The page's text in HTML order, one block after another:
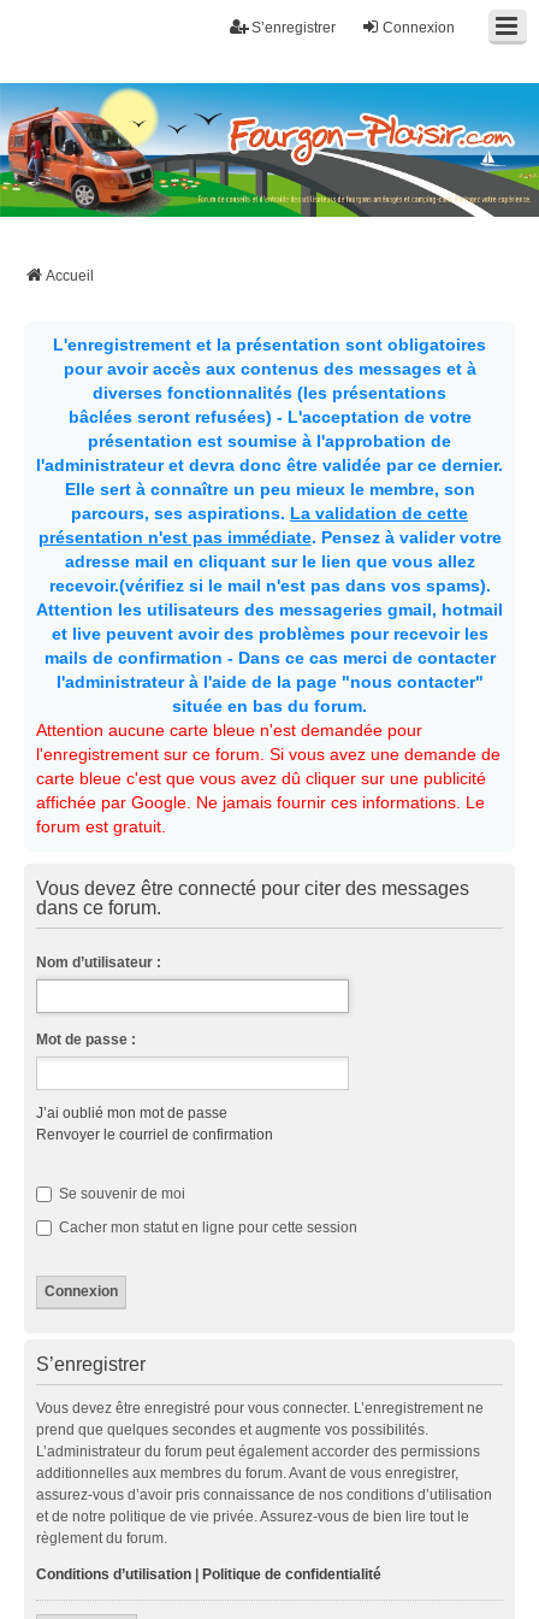
Connexion
S’enregistrer
Fourgon-plaisir.com
Forum de conseils et d'entraide des utilisateurs de fourgons, fourgons
aménagés, vans et de camping-car. Partagez votre expérience.
Accueil
L'enregistrement et la présentation sont obligatoires
pour avoir accès aux contenus des messages et à
diverses fonctionnalités (les présentations
bâclées seront refusées) - L'acceptation de votre
présentation est soumise à l'approbation de
l'administrateur et devra donc être validée par ce dernier.
Elle sert à connaître un peu mieux le membre, son
parcours, ses aspirations. La validation de cette
présentation n'est pas immédiate. Pensez à valider votre
adresse mail en cliquant sur le lien que vous allez
recevoir.(vérifiez si le mail n'est pas dans vos spams).
Attention les utilisateurs des messageries gmail, hotmail
et live peuvent avoir des problèmes pour recevoir les
mails de confirmation - Dans ce cas merci de contacter
l'administrateur à l'aide de la page "nous contacter"
située en bas du forum.
Attention aucune carte bleue n'est demandée pour
l'enregistrement sur ce forum. Si vous avez une demande de
carte bleue c'est que vous avez dû cliquer sur une publicité
affichée par Google. Ne jamais fournir ces informations. Le
forum est gratuit.
Vous devez être connecté pour citer des messages
dans ce forum.
Nom d’utilisateur :
Mot de passe :
J’ai oublié mon mot de passe
Renvoyer le courriel de confirmation
Se souvenir de moi
Cacher mon statut en ligne pour cette session
S’enregistrer
Vous devez être enregistré pour vous connecter. L’enregistrement ne
prend que quelques secondes et augmente vos possibilités.
L’administrateur du forum peut également accorder des permissions
additionnelles aux membres du forum. Avant de vous enregistrer,
assurez-vous d’avoir pris connaissance de nos conditions d’utilisation
et de notre politique de vie privée. Assurez-vous de bien lire tout le
règlement du forum.
Conditions d’utilisation Politique de confidentialité